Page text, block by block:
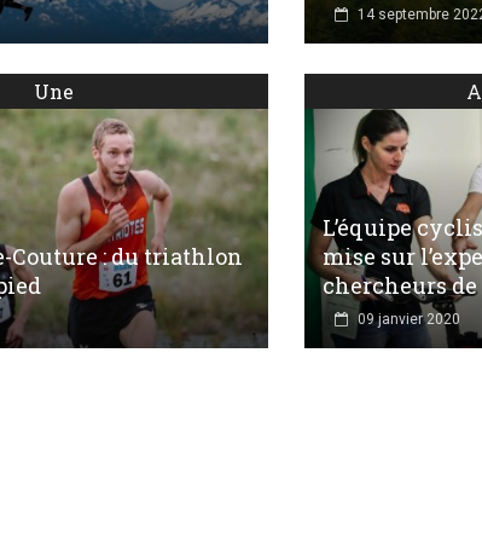
14 septembre
Une
Couture : du triathlon
L’équipe
mise sur
chercheurs de
09 janvier 2020